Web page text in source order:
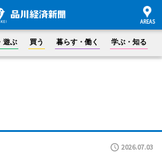
遊ぶ 買う 暮らす・働く 学ぶ・知る
2026.07.03